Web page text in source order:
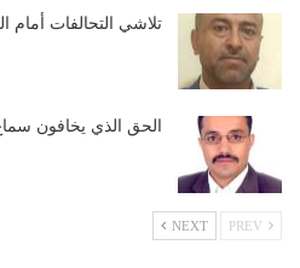
تلاشي التحالفات أمام
الحق الذي يخافون
NEXT